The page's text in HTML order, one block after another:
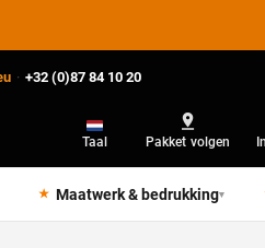
· +32 (0)87 84 10 20
Taal Pakket volgen
Maatwerk & bedrukking▾